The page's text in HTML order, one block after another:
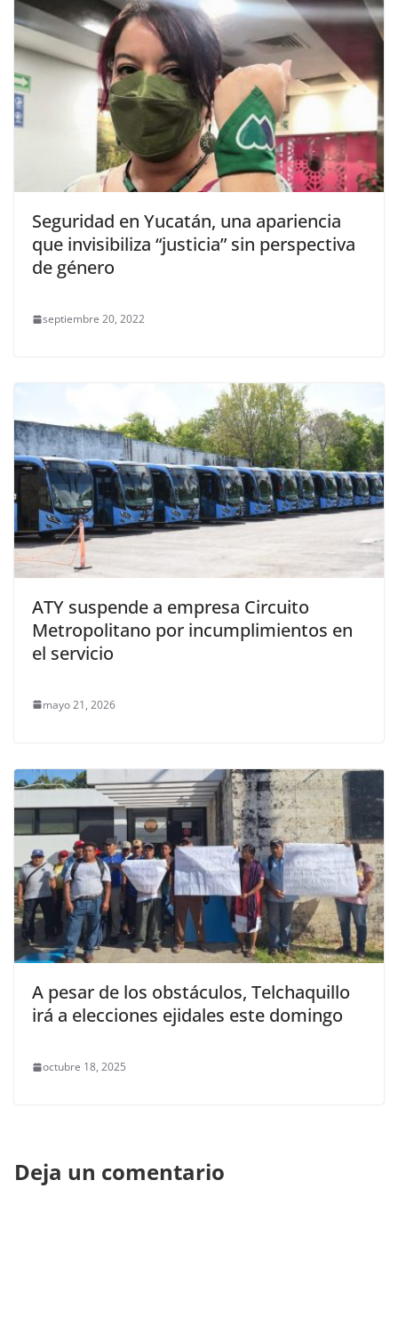
Seguridad en Yucatán, una apariencia
que invisibiliza “justicia” sin perspectiva
de género
septiembre 20, 2022
ATY suspende a empresa Circuito
Metropolitano por incumplimientos en
el servicio
mayo 21, 2026
A pesar de los obstáculos, Telchaquillo
irá a elecciones ejidales este domingo
octubre 18, 2025
Deja un comentario